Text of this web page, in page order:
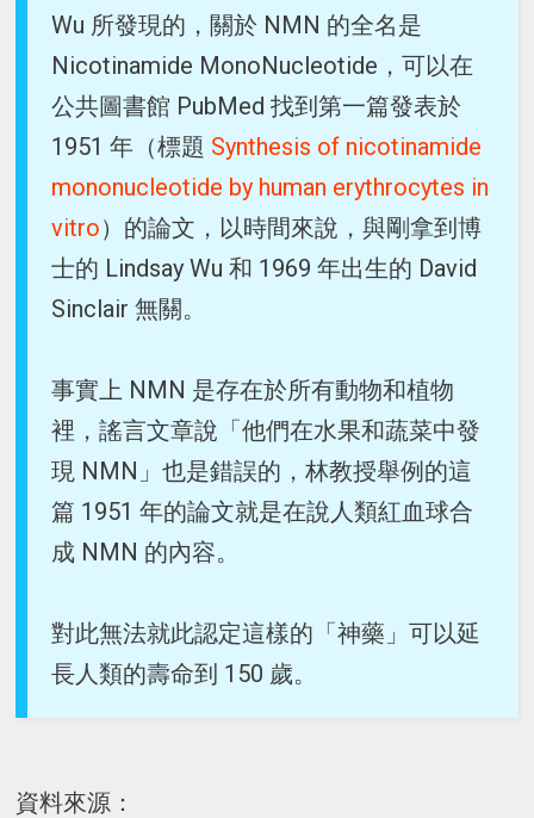
Wu 所發現的，關於 NMN 的全名是
Nicotinamide MonoNucleotide，可以在
公共圖書館 PubMed 找到第一篇發表於
1951 年（標題 Synthesis of nicotinamide
mononucleotide by human erythrocytes in
vitro）的論文，以時間來說，與剛拿到博
士的 Lindsay Wu 和 1969 年出生的 David
Sinclair 無關。
事實上 NMN 是存在於所有動物和植物
裡，謠言文章說「他們在水果和蔬菜中發
現 NMN」也是錯誤的，林教授舉例的這
篇 1951 年的論文就是在說人類紅血球合
成 NMN 的內容。
對此無法就此認定這樣的「神藥」可以延
長人類的壽命到 150 歲。
資料來源：